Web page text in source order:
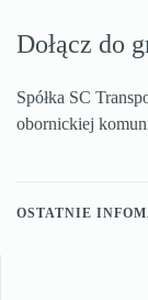
Dołącz do
Spółka SC
obornickiej
OSTATNIE